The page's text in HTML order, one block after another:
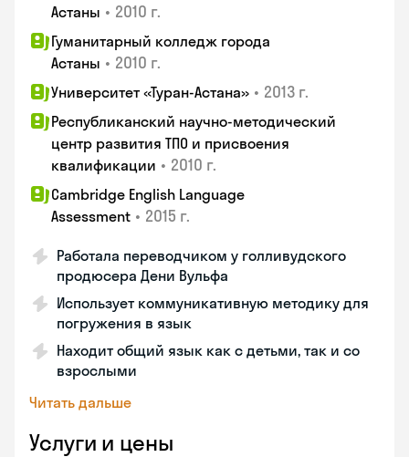
Астаны • 2010 г.
Гуманитарный колледж города
Астаны • 2010 г.
Университет «Туран-Астана» • 2013 г.
Республиканский научно-методический
центр развития ТПО и присвоения
квалификации • 2010 г.
Cambridge English Language
Assessment • 2015 г.
Работала переводчиком у голливудского
продюсера Дени Вульфа
Использует коммуникативную методику для
погружения в язык
Находит общий язык как с детьми, так и со
взрослыми
Читать дальше
Услуги и цены